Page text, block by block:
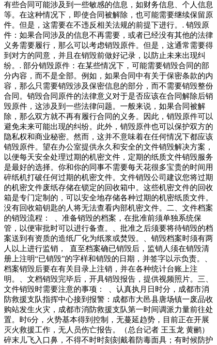
有些合同可能涉及到一些敏感的信息，如财务信息、个人信息
等。在这种情况下，即使合同被解除，也可能需要继续保留原
件。但是，这需要在不违反相关法规的前提下进行。. 销毁原
件：如果合同涉及的信息不再需要，或者已经没有其他的法律
义务需要履行，那么可以考虑销毁原件。但是，这通常需要得
到对方的同意，并且在销毁前做好记录，以防止未来出现纠
纷。. 部分销毁原件：在某些情况下，可能需要销毁合同的部
分内容，而不是全部。例如，如果合同中有关于保密条款的内
容，那么只需要销毁涉及保密信息的部分，而不需要销毁整份
合同。销毁合同原件的法律意义对于是否应该在合同解除后销
毁原件，这涉及到一些法律问题。一般来说，如果合同被解
除，那么双方就不再有履行合同的义务。因此，销毁原件可以
避免未来可能出现的纠纷。此外，销毁原件也可以保护双方的
隐私权和商业秘密。然而，这并不意味着在任何情况下都应该
销毁原件。望在办公室提供永久和安全的文件销毁解决方案，
以便每天安全处理过期的机密文件，定期的纸质文件销毁服务
是最好的选择。你和你的同事不需要每天花很多宝贵的时间用
碎纸机打破任何过期的机密文件。文件销毁公司建议您将过期
的机密文件废纸存储在锁定的回收箱中。这些机密文件的回收
箱是专门定制的，可以安全地存储各种过期的机密纸质文件。
没有回收箱钥匙的人将无法查看内部机密文件。二、文件档案
的销毁流程： 、准备销毁的档案，在批准前须单独系统保
管，以便审批时可以进行备查。、批准之后须要将待销毁的档
案送到有资质的造纸厂化为纸浆或焚毁。、销毁档案时须有两
人以上进行监销， 直至档案确已销毁后，监销人须在销毁清
册上注明“已销毁”的字样和销毁的日期，并签字以示负责。、
档案销毁后要在有关目录上注销，并在各种统计台账上注
明。、文档销毁完毕后，开具销毁报告，提供视频照片。三、
文件销毁时需要注意的事项： 、认真执月日时分，成都市消
防救援支队指挥中心接到报警：成都市大邑县唐场镇一废品收
购站发生火灾，成都市消防救援支队第一时间调派力量前往处
置。时6分，火势基本得到控制，无蔓延趋势，目前正在开展
灭火救援工作，无人员伤亡报告。（总台记者 王玉龙 黄鹂）
碎末儿飞入口鼻，不得不时时刻刻戴着防毒面具；有时候防护